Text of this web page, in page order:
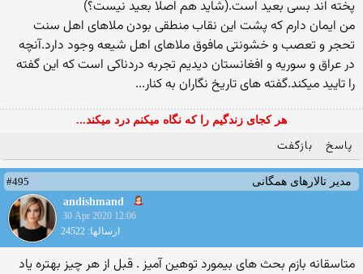
پخته اند بسی بعید است.(شاید هم اصلا بعید نیست؟)
من ایمان دارم که پشت این نقاب منطقی بودن ملاهای اهل سنت
تحجر و تعصب و خشونتی مافوق ملاهای اهل شیعه وجود دارد.آنچه
در عراق و سوریه و افغانستان دیدیم تجربه دردناکی است که این گفته
را تایید میکند.گفته های تاریخ نگاران به کنار...
هر کجای زندگیم را که نگاه میکنم درد میکند...
پاسخ بازگفت
مدیر تالارهای همگانی
#495
andishmand
30 Apr 2020 12:06
ارسالها: 24522
متاسقانه بازم بحث های بیمورد توهین آمیز . قبل از هر چیز بهتره یاد